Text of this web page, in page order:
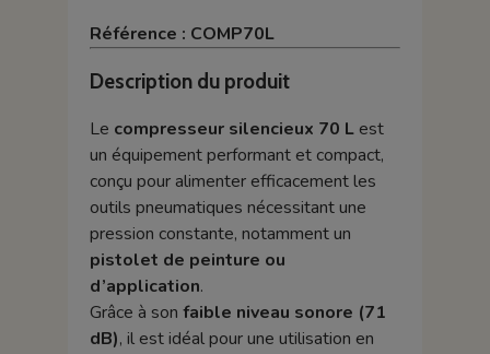
Référence : COMP70L
Description du produit
Le compresseur silencieux 70 Lest
un équipement performant et compact,
conçu pour alimenter efficacement les
outils pneumatiques nécessitant une
pression constante, notamment un
pistolet de peinture ou
d’application.
Grâce à son faible niveau sonore (71
dB), il est idéal pour une utilisation en